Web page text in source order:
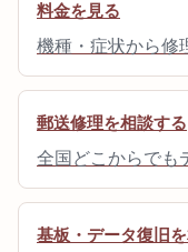
料金を見る
機種・症状から修
郵送修理を相談する
全国どこからでも
基板・データ復旧